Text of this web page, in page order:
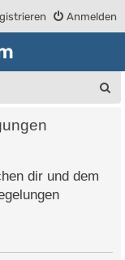
Anmelden
dir und dem